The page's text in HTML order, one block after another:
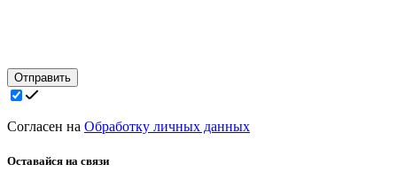
Отправить
Согласен на Обработку личных данных
Оставайся на связи